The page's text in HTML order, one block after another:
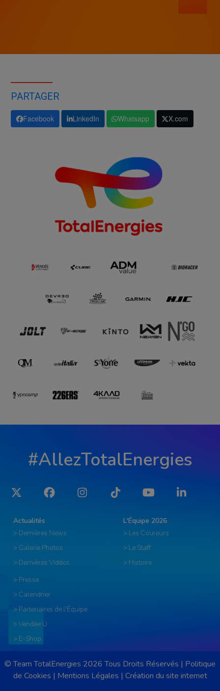
PARTAGER
Facebook LinkedIn Whatsapp X.com
#AllezTotalEnergies
Twitter Facebook Instagram Tiktok YouTube LinkedIn
Actualités
> Dernières News
> Galerie Photos
> Dernières Vidéos
L'Équipe 2026
> Les Coureurs
> Le Staff
> Histoire
> Presse
> Calendrier
> Partenaires de l'Équipe
> Vendée U
> E-Shop
© Team TotalEnergies 2026 Tous Droits Réservés | Politique
de Cookies | Mentions Légales | Création du site internet